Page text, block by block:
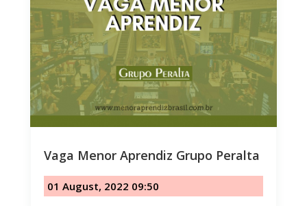
Vaga Menor Aprendiz Grupo Peralta
01 August, 2022 09:50